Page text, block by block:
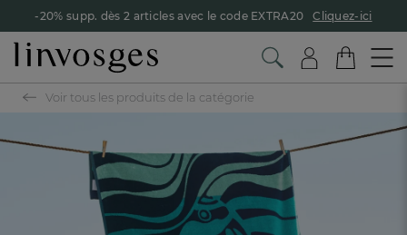
-20% supp. dès 2 articles avec le code EXTRA20 Cliquez-ici
Voir tous les produits de la catégorie